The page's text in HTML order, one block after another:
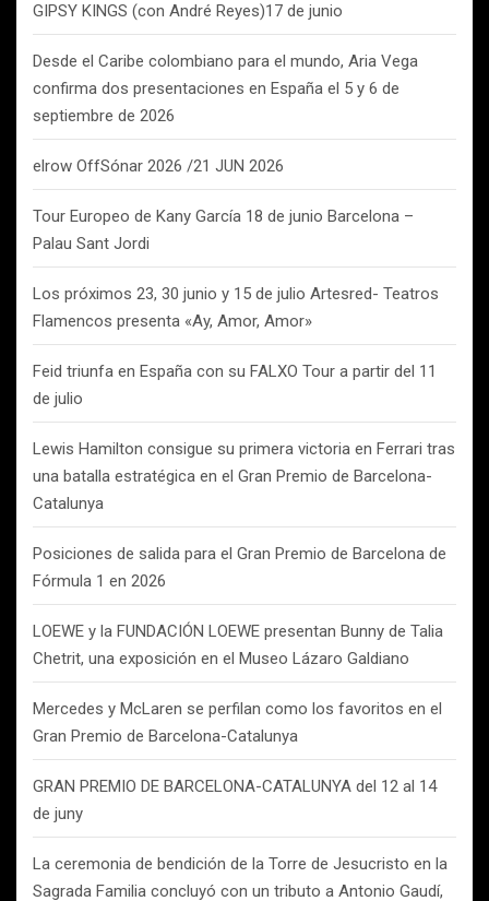
GIPSY KINGS (con André Reyes)17 de junio
Desde el Caribe colombiano para el mundo, Aria Vega
confirma dos presentaciones en España el 5 y 6 de
septiembre de 2026
elrow OffSónar 2026 /21 JUN 2026
Tour Europeo de Kany García 18 de junio Barcelona –
Palau Sant Jordi
Los próximos 23, 30 junio y 15 de julio Artesred- Teatros
Flamencos presenta «Ay, Amor, Amor»
Feid triunfa en España con su FALXO Tour a partir del 11
de julio
Lewis Hamilton consigue su primera victoria en Ferrari tras
una batalla estratégica en el Gran Premio de Barcelona-
Catalunya
Posiciones de salida para el Gran Premio de Barcelona de
Fórmula 1 en 2026
LOEWE y la FUNDACIÓN LOEWE presentan Bunny de Talia
Chetrit, una exposición en el Museo Lázaro Galdiano
Mercedes y McLaren se perfilan como los favoritos en el
Gran Premio de Barcelona-Catalunya
GRAN PREMIO DE BARCELONA-CATALUNYA del 12 al 14
de juny
La ceremonia de bendición de la Torre de Jesucristo en la
Sagrada Familia concluyó con un tributo a Antonio Gaudí,